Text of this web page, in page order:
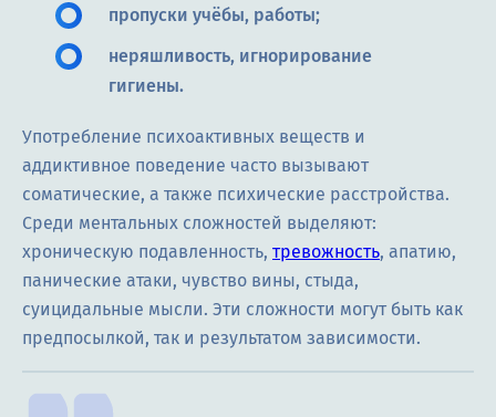
пропуски учёбы, работы;
неряшливость, игнорирование
гигиены.
Употребление психоактивных веществ и
аддиктивное поведение часто вызывают
соматические, а также психические расстройства.
Среди ментальных сложностей выделяют:
хроническую подавленность, тревожность, апатию,
панические атаки, чувство вины, стыда,
суицидальные мысли. Эти сложности могут быть как
предпосылкой, так и результатом зависимости.